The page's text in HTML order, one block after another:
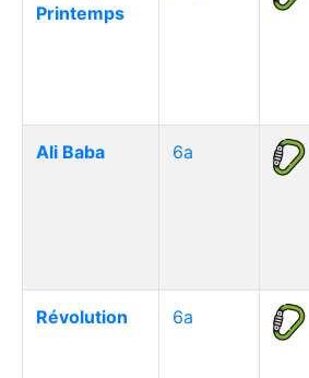
Printemps
Ali Baba 6a
Révolution 6a